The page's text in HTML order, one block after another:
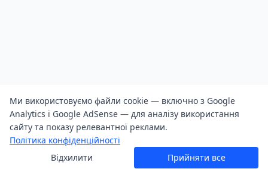
Ми використовуємо файли cookie — включно з Google
Analytics і Google AdSense — для аналізу використання
сайту та показу релевантної реклами.
Політика конфіденційності
Відхилити
Прийняти все